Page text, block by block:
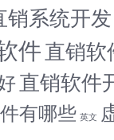
销系统开发
件直销软
直销软件
有哪些 英文